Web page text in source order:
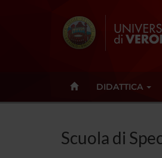
DIDATTICA
Scuola di